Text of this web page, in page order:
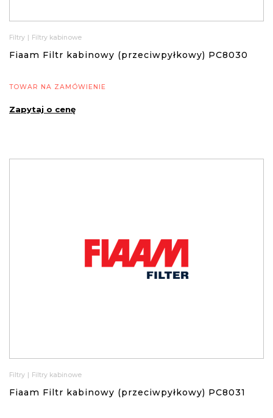
Filtry Filtry kabinowe
Fiaam Filtr kabinowy (przeciwpyłkowy) PC8030
TOWAR NA ZAMÓWIENIE
Zapytaj o cenę
Filtry Filtry kabinowe
Fiaam Filtr kabinowy (przeciwpyłkowy) PC8031